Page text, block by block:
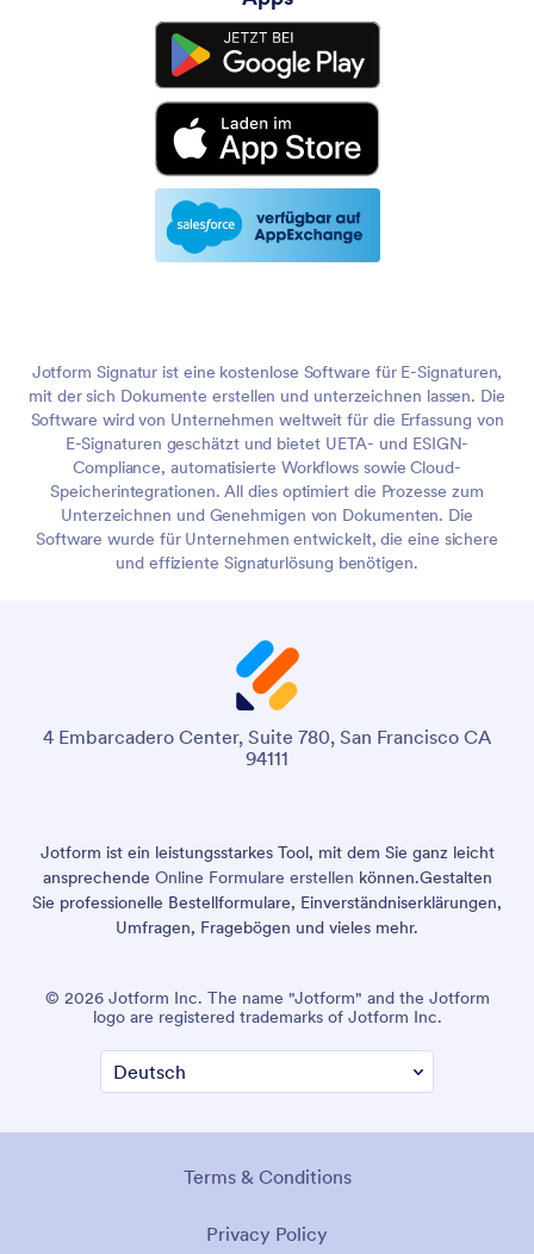
Jotform Signatur ist eine kostenlose Software für E-Signaturen,
mit der sich Dokumente erstellen und unterzeichnen lassen. Die
Software wird von Unternehmen weltweit für die Erfassung von
E-Signaturen geschätzt und bietet UETA- und ESIGN-
Compliance, automatisierte Workflows sowie Cloud-
Speicherintegrationen. All dies optimiert die Prozesse zum
Unterzeichnen und Genehmigen von Dokumenten. Die
Software wurde für Unternehmen entwickelt, die eine sichere
und effiziente Signaturlösung benötigen.
4 Embarcadero Center, Suite 780, San Francisco CA
94111
Jotform ist ein leistungsstarkes Tool, mit dem Sie ganz leicht
ansprechende Online Formulare erstellen können.Gestalten
Sie professionelle Bestellformulare, Einverständniserklärungen,
Umfragen, Fragebögen und vieles mehr.
© 2026 Jotform Inc. The name "Jotform" and the Jotform
logo are registered trademarks of Jotform Inc.
Terms & Conditions
Privacy Policy